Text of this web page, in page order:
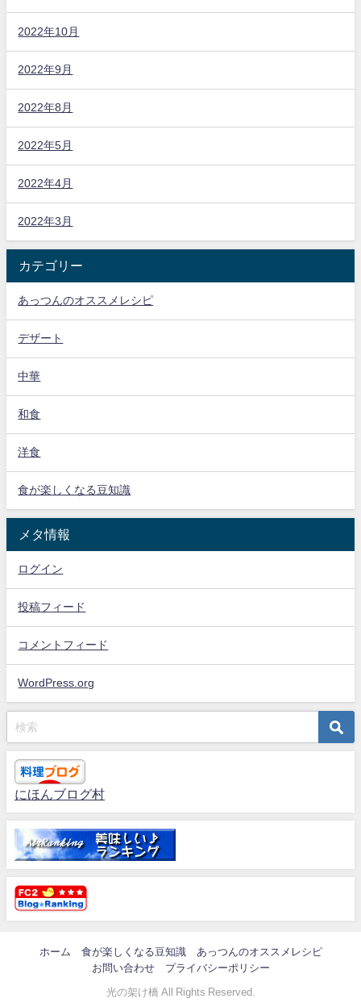
2022年10月
2022年9月
2022年8月
2022年5月
2022年4月
2022年3月
カテゴリー
あっつんのオススメレシピ
デザート
中華
和食
洋食
食が楽しくなる豆知識
メタ情報
ログイン
投稿フィード
コメントフィード
WordPress.org
にほんブログ村
ホーム 食が楽しくなる豆知識
あっつんのオススメレシピ
お問い合わせ
プライバシーポリシー
光の架け橋 All Rights Reserved.